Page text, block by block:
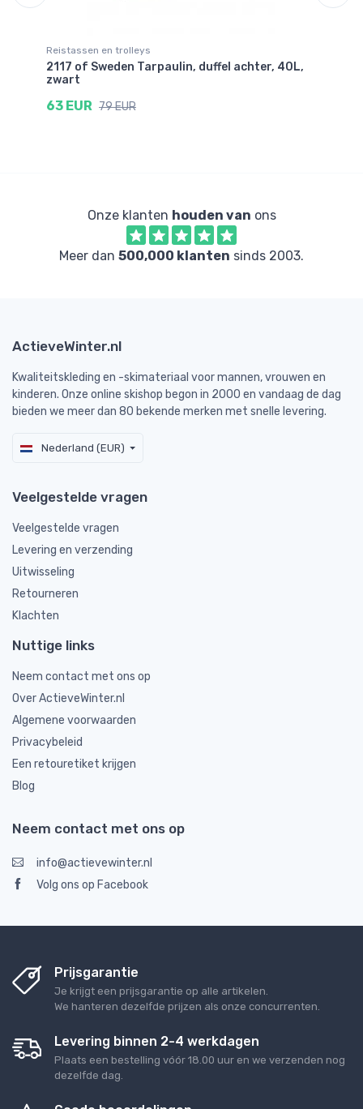
Reistassen en trolleys
2117 of Sweden Tarpaulin, duffel achter, 40L,
zwart
63 EUR 79 EUR
Onze klanten houden van ons
Meer dan 500,000 klanten sinds 2003.
ActieveWinter.nl
Kwaliteitskleding en -skimateriaal voor mannen, vrouwen en
kinderen. Onze online skishop begon in 2000 en vandaag de dag
bieden we meer dan 80 bekende merken met snelle levering.
Nederland (EUR)
Veelgestelde vragen
Veelgestelde vragen
Levering en verzending
Uitwisseling
Retourneren
Klachten
Nuttige links
Neem contact met ons op
Over ActieveWinter.nl
Algemene voorwaarden
Privacybeleid
Een retouretiket krijgen
Blog
Neem contact met ons op
info@actievewinter.nl
Volg ons op Facebook
Prijsgarantie
Je krijgt een prijsgarantie op alle artikelen.
We hanteren dezelfde prijzen als onze concurrenten.
Levering binnen 2-4 werkdagen
Plaats een bestelling vóór 18.00 uur en we verzenden nog
dezelfde dag.